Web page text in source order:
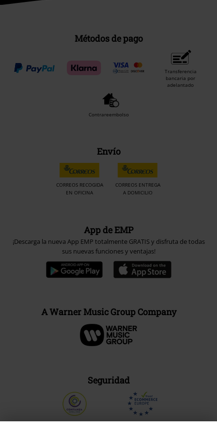
Métodos de pago
Transferencia
bancaria por
adelantado
Contrareembolso
Envío
CORREOS RECOGIDA
EN OFICINA
CORREOS ENTREGA
A DOMICILIO
App de EMP
¡Descarga la nueva App EMP totalmente GRATIS y disfruta de todas
sus nuevas funciones y ventajas!
A Warner Music Group Company
Seguridad